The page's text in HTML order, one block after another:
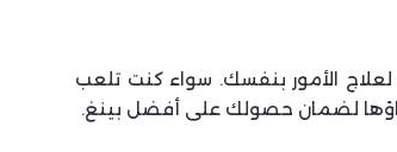
لعلاج الأمور بنفسك. سواء كنت تلعب
لضمان حصولك على أفضل بينغ.